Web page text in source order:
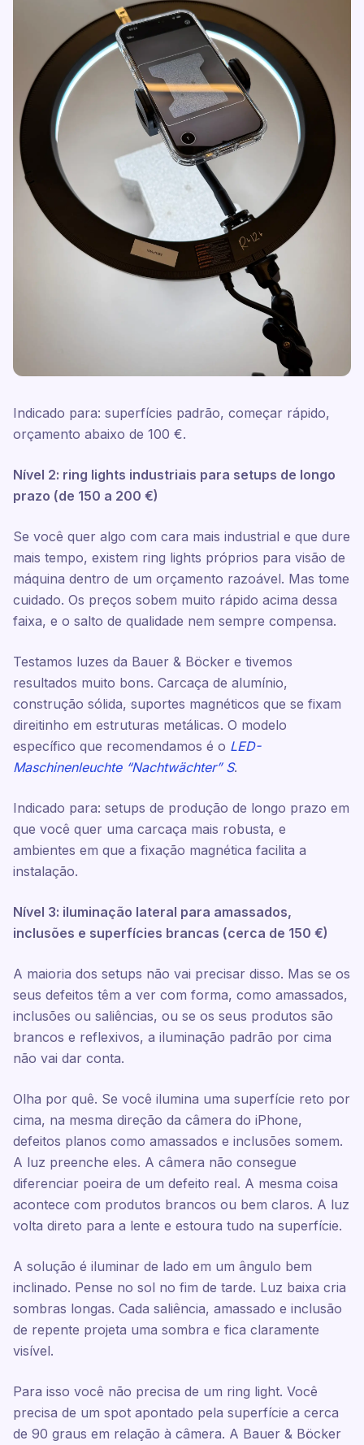
Indicado para: superfícies padrão, começar rápido,
orçamento abaixo de 100 €.
Nível 2: ring lights industriais para setups de longo
prazo (de 150 a 200 €)
Se você quer algo com cara mais industrial e que dure
mais tempo, existem ring lights próprios para visão de
máquina dentro de um orçamento razoável. Mas tome
cuidado. Os preços sobem muito rápido acima dessa
faixa, e o salto de qualidade nem sempre compensa.
Testamos luzes da Bauer & Böcker e tivemos
resultados muito bons. Carcaça de alumínio,
construção sólida, suportes magnéticos que se fixam
direitinho em estruturas metálicas. O modelo
específico que recomendamos é o LED-
Maschinenleuchte “Nachtwächter” S.
Indicado para: setups de produção de longo prazo em
que você quer uma carcaça mais robusta, e
ambientes em que a fixação magnética facilita a
instalação.
Nível 3: iluminação lateral para amassados,
inclusões e superfícies brancas (cerca de 150 €)
A maioria dos setups não vai precisar disso. Mas se os
seus defeitos têm a ver com forma, como amassados,
inclusões ou saliências, ou se os seus produtos são
brancos e reflexivos, a iluminação padrão por cima
não vai dar conta.
Olha por quê. Se você ilumina uma superfície reto por
cima, na mesma direção da câmera do iPhone,
defeitos planos como amassados e inclusões somem.
A luz preenche eles. A câmera não consegue
diferenciar poeira de um defeito real. A mesma coisa
acontece com produtos brancos ou bem claros. A luz
volta direto para a lente e estoura tudo na superfície.
A solução é iluminar de lado em um ângulo bem
inclinado. Pense no sol no fim de tarde. Luz baixa cria
sombras longas. Cada saliência, amassado e inclusão
de repente projeta uma sombra e fica claramente
visível.
Para isso você não precisa de um ring light. Você
precisa de um spot apontado pela superfície a cerca
de 90 graus em relação à câmera. A Bauer & Böcker